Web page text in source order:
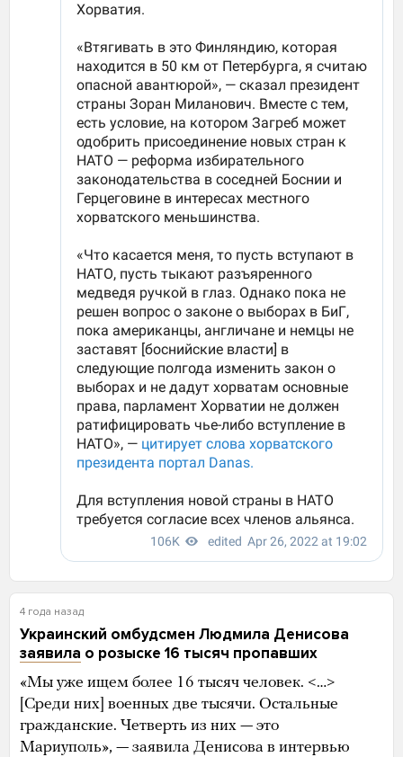
4 года назад
Украинский омбудсмен Людмила Денисова
заявила о розыске 16 тысяч пропавших
«Мы уже ищем более 16 тысяч человек. <…>
[Среди них] военных две тысячи. Остальные
гражданские. Четверть из них — это
Мариуполь», — заявила Денисова в интервью